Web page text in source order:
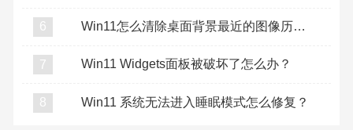
6 Win11怎么清除桌面背景最近的图像历史记录？
7 Win11 Widgets面板被破坏了怎么办？
8 Win11 系统无法进入睡眠模式怎么修复？